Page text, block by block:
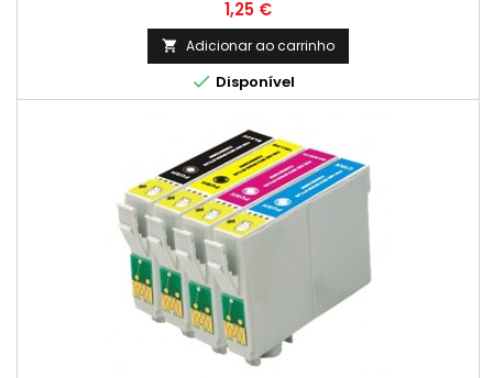
Preço
1,25 €
 Adicionar ao carrinho
 Disponível